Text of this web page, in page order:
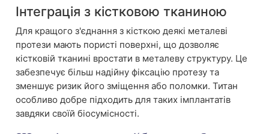
Інтеграція з кістковою тканиною
Для кращого з'єднання з кісткою деякі металеві
протези мають пористі поверхні, що дозволяє
кістковій тканині вростати в металеву структуру. Це
забезпечує більш надійну фіксацію протезу та
зменшує ризик його зміщення або поломки. Титан
особливо добре підходить для таких імплантатів
завдяки своїй біосумісності.